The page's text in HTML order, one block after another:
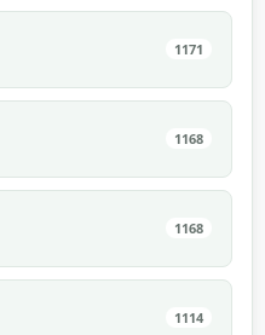
1171
1168
1168
1114